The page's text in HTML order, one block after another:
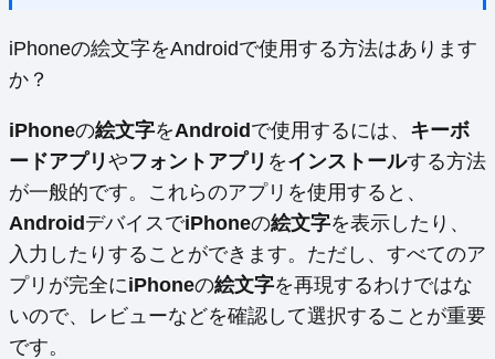
iPhoneの絵文字をAndroidで使用する方法はあります
か？
iPhoneの絵文字をAndroidで使用するには、 キーボ
ードアプリ やフォントアプリ をインストールする方法
が一般的です。これらのアプリを使用すると、
AndroidデバイスでiPhoneの絵文字を表示したり、
入力したりすることができます。ただし、すべてのア
プリが完全にiPhoneの絵文字を再現するわけではな
いので、レビューなどを確認して選択することが重要
です。